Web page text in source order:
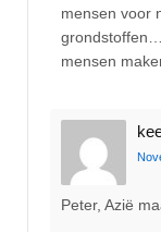
mensen voor
mensen
Peter, Azië